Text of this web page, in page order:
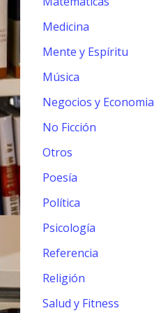
Medicina
Mente y Espíritu
Música
Negocios y Economia
No Ficción
Otros
Poesía
Política
Psicología
Referencia
Religión
Salud y Fitness